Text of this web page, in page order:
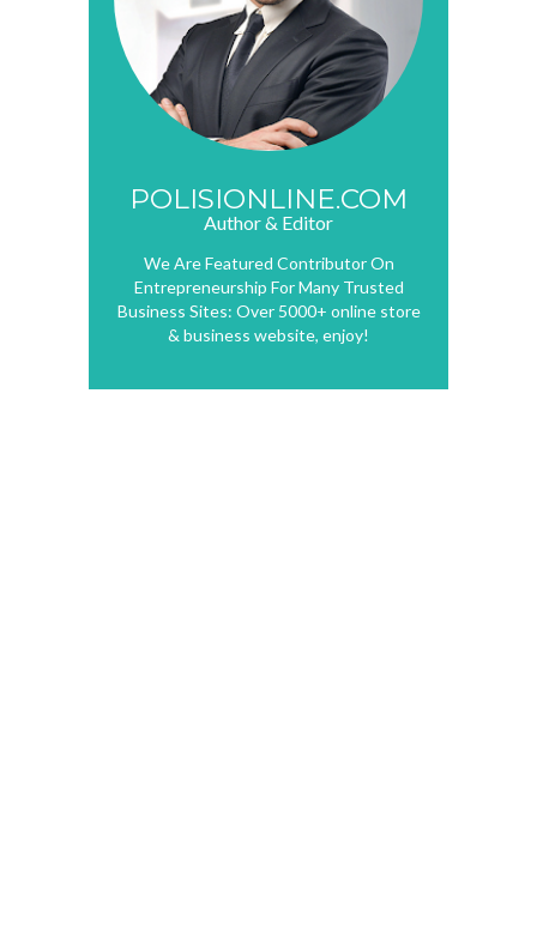
POLISIONLINE.COM
Author & Editor
We Are Featured Contributor On
Entrepreneurship For Many Trusted
Business Sites: Over 5000+ online store
& business website, enjoy!